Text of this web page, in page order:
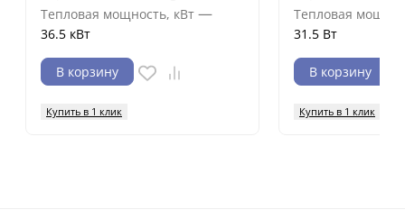
Тепловая мощность, кВт —
36.5 кВт
В корзину
Купить в 1 клик
Тепловая
31.5 Вт
В корзину
Купить в 1 клик